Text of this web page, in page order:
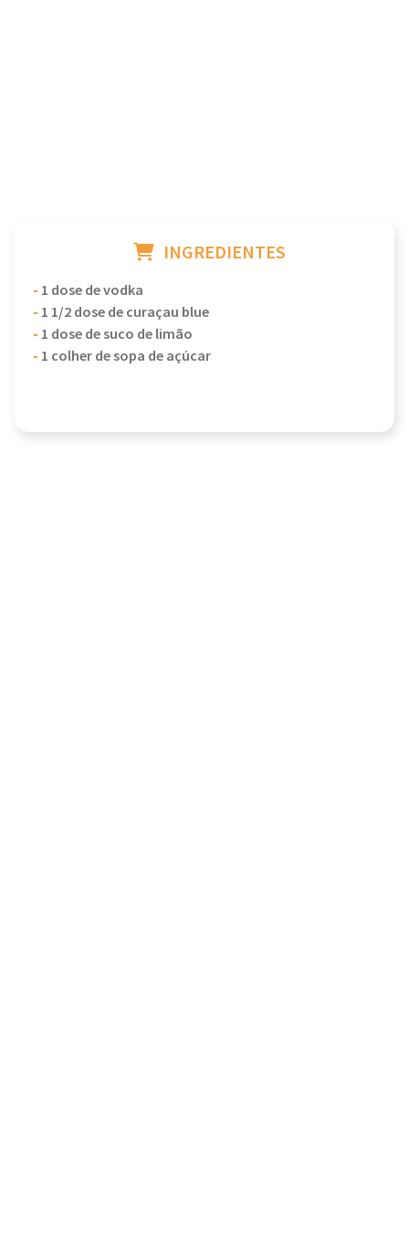
INGREDIENTES
- 1 dose de vodka
- 1 1/2 dose de curaçau blue
- 1 dose de suco de limão
- 1 colher de sopa de açúcar